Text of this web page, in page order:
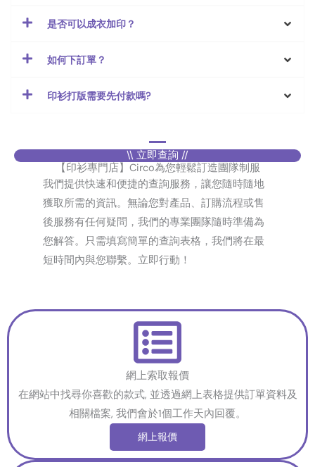
是否可以成衣加印？
如何下訂單？
印衫打版需要先付款嗎?
\\ 立即查詢 //
【印衫專門店】Circo為您輕鬆訂造團隊制服
我們提供快速和便捷的查詢服務，讓您隨時隨地
獲取所需的資訊。無論您對產品、訂購流程或售
後服務有任何疑問，我們的專業團隊隨時準備為
您解答。只需填寫簡單的查詢表格，我們將在最
短時間內與您聯繫。立即行動！
網上索取報價
在網站中找尋你喜歡的款式, 並透過網上表格提供訂單資料及
相關檔案, 我們會於1個工作天內回覆。
網上報價